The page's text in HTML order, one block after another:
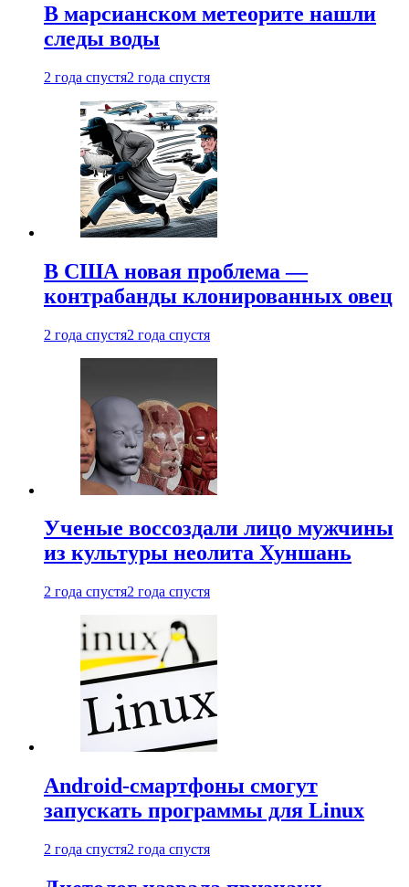
В марсианском метеорите нашли
следы воды
2 года спустя2 года спустя
В США новая проблема —
контрабанды клонированных овец
2 года спустя2 года спустя
Ученые воссоздали лицо мужчины
из культуры неолита Хуншань
2 года спустя2 года спустя
Android-смартфоны смогут
запускать программы для Linux
2 года спустя2 года спустя